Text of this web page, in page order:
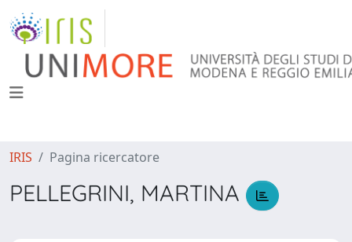
IRIS Pagina ricercatore
PELLEGRINI, MARTINA